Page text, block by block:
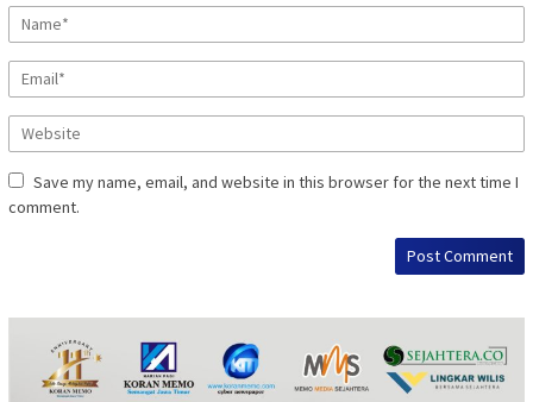
Save my name, email, and website in this browser for the next time I
comment.